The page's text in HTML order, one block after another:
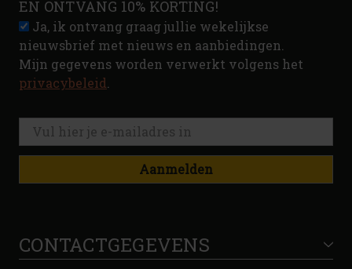
EN ONTVANG 10% KORTING!
Ja, ik ontvang graag jullie wekelijkse
nieuwsbrief met nieuws en aanbiedingen.
Mijn gegevens worden verwerkt volgens het
privacybeleid
Aanmelden
CONTACTGEGEVENS